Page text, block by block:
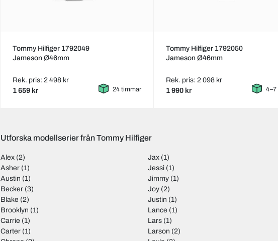
Tommy Hilfiger 1792049
Jameson Ø46mm
Rek. pris: 2 498 kr
1 659 kr 24 timmar
Tommy Hilfiger 1792050
Jameson Ø46mm
Rek. pris: 2 098 kr
1 990 kr 4–7
Utforska modellserier från Tommy Hilfiger
Alex (2)
Asher (1)
Austin (1)
Becker (3)
Blake (2)
Brooklyn (1)
Carrie (1)
Carter (1)
Jax(1)
Jessi(1)
Jimmy(1)
Joy(2)
Justin (1)
Lance (1)
Lars(1)
Larson (2)